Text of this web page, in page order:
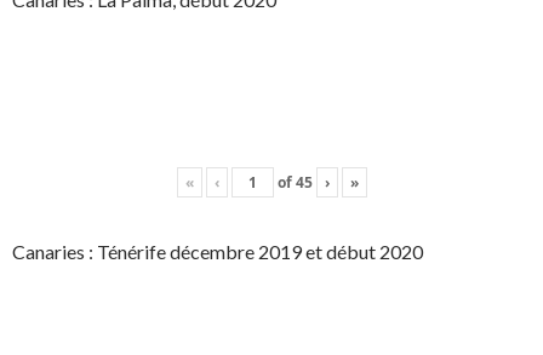
« ‹ of45 › »
Canaries : Ténérife décembre 2019 et début 2020